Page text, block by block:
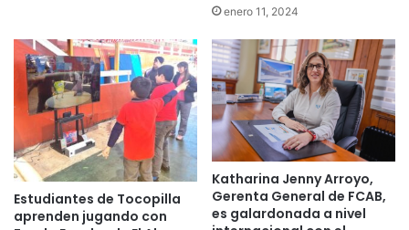
enero 11, 2024
Estudiantes de Tocopilla
aprenden jugando con
Katharina Jenny Arroyo,
Gerenta General de FCAB,
es galardonada a nivel